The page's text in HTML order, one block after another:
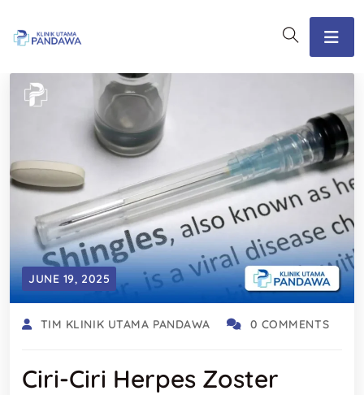
JUNE 19, 2025
TIM KLINIK UTAMA PANDAWA 0 COMMENTS
Ciri-Ciri Herpes Zoster